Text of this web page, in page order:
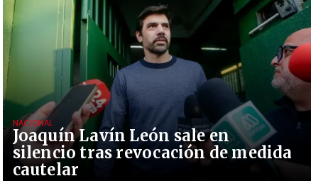
Joaquín Lavín León sale en
silencio tras revocación de medida
cautelar
NACIONAL